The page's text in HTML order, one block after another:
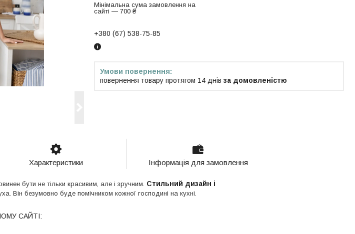
Мінімальна сума замовлення на
сайті — 700 ₴
+380 (67) 538-75-85
повернення товару протягом 14 днів за домовленістю
Характеристики Інформація для замовлення
бути не тільки красивим, але і зручним. Стильний дизайн і
Він безумовно буде помічником кожної господині на кухні.
САЙТІ: